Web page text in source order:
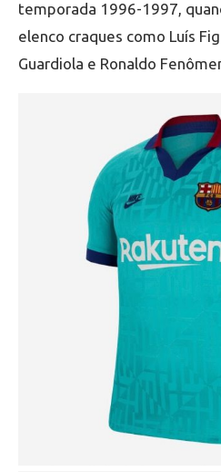
temporada 1996-1997,
elenco craques como Luís
Guardiola e Ronaldo